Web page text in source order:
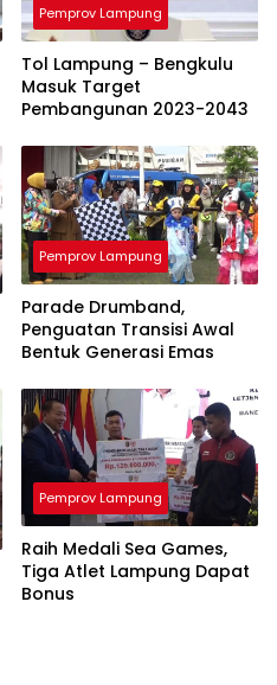
Pemprov Lampung
Tol Lampung – Bengkulu
Masuk Target
Pembangunan 2023-2043
Pemprov Lampung
Parade Drumband,
Penguatan Transisi Awal
Bentuk Generasi Emas
Pemprov Lampung
Raih Medali Sea Games,
Tiga Atlet Lampung Dapat
Bonus